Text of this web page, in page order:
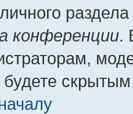
конференции.